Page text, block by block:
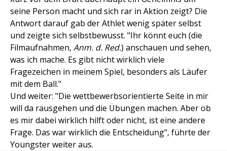
seine Person macht und sich rar in Aktion zeigt? Die
Antwort darauf gab der Athlet wenig später selbst
und zeigte sich selbstbewusst. "Ihr könnt euch (die
Filmaufnahmen, Anm. d. Red.) anschauen und sehen,
was ich mache. Es gibt nicht wirklich viele
Fragezeichen in meinem Spiel, besonders als Läufer
mit dem Ball."
Und weiter: "Die wettbewerbsorientierte Seite in mir
will da rausgehen und die Übungen machen. Aber ob
es mir dabei wirklich hilft oder nicht, ist eine andere
Frage. Das war wirklich die Entscheidung", führte der
Youngster weiter aus.